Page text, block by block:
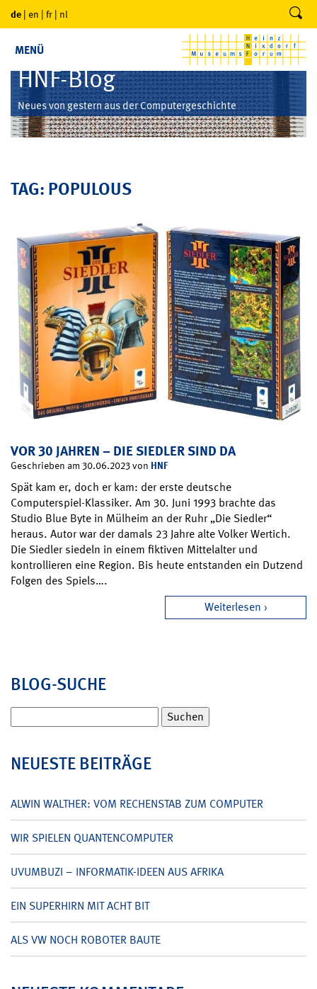
de | en | fr | nl
MENÜ
HNF-Blog
Neues von gestern aus der Computergeschichte
TAG: POPULOUS
VOR 30 JAHREN – DIE SIEDLER SIND DA
Geschrieben am 30.06.2023 von HNF
Spät kam er, doch er kam: der erste deutsche
Computerspiel-Klassiker. Am 30. Juni 1993 brachte das
Studio Blue Byte in Mülheim an der Ruhr „Die Siedler“
heraus. Autor war der damals 23 Jahre alte Volker Wertich.
Die Siedler siedeln in einem fiktiven Mittelalter und
kontrollieren eine Region. Bis heute entstanden ein Dutzend
Folgen des Spiels….
Weiterlesen
BLOG-SUCHE
nach:
NEUESTE BEITRÄGE
ALWIN WALTHER: VOM RECHENSTAB ZUM COMPUTER
WIR SPIELEN QUANTENCOMPUTER
UVUMBUZI – INFORMATIK-IDEEN AUS AFRIKA
EIN SUPERHIRN MIT ACHT BIT
ALS VW NOCH ROBOTER BAUTE